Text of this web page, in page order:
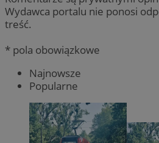
Wydawca portalu nie ponosi
treść.
* pola obowiązkowe
Najnowsze
Popularne